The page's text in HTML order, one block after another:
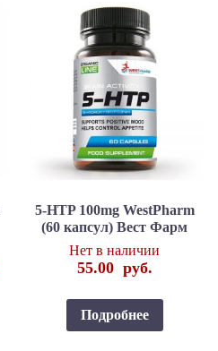
5-HTP 100mg WestPharm
(60 капсул) Вест Фарм
Нет в наличии
55.00 руб.
Подробнее